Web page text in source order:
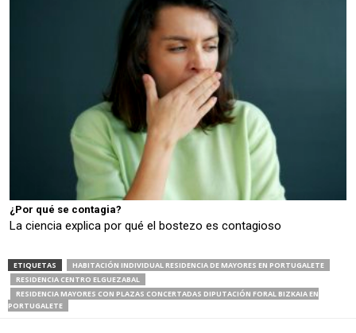
¿Por qué se contagia?
La ciencia explica por qué el bostezo es contagioso
ETIQUETAS
HABITACIÓN INDIVIDUAL RESIDENCIA DE MAYORES EN PORTUGALETE
RESIDENCIA CENTRO ELGUEZABAL
RESIDENCIA MAYORES CON PLAZAS CONCERTADAS DIPUTACIÓN FORAL BIZKAIA EN
PORTUGALETE